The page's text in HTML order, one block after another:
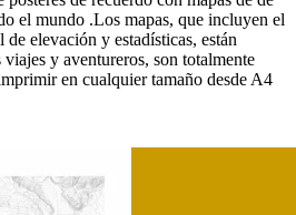
el mundo .Los mapas, que incluyen el
elevación y estadísticas, están
y aventureros, son totalmente
en cualquier tamaño desde A4